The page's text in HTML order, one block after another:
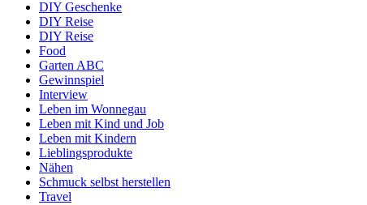
DIY Geschenke
DIY Reise
DIY Reise
Food
Garten ABC
Gewinnspiel
Interview
Leben im Wonnegau
Leben mit Kind und Job
Leben mit Kindern
Lieblingsprodukte
Nähen
Schmuck selbst herstellen
Travel